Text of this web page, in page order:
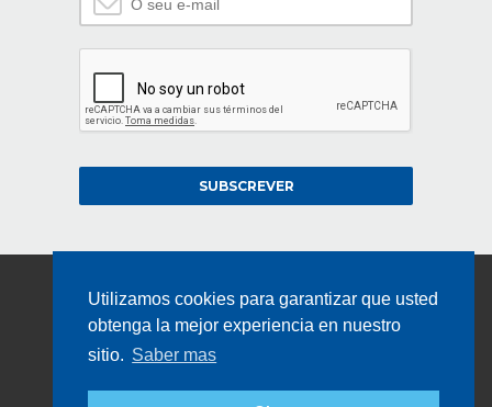
Utilizamos cookies para garantizar que usted
obtenga la mejor experiencia en nuestro
sitio. Saber mas
SUBSCREVER
GRUPO ACAIL
2026 ACAIL GÁS © TODOS OS DIREITOS RESERVADOS